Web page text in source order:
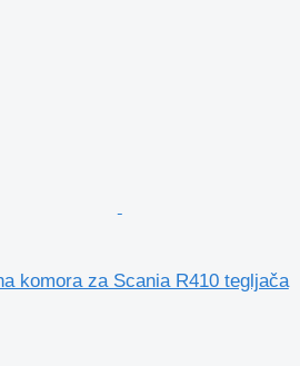
komora za Scania R410 tegljača